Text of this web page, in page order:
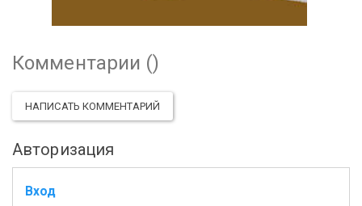
Комментарии ()
НАПИСАТЬ КОММЕНТАРИЙ
Авторизация
Вход